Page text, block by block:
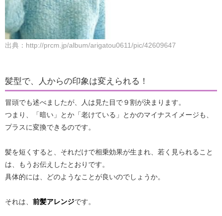
出典：http://prcm.jp/album/arigatou0611/pic/42609647
髪型で、人からの印象は変えられる！
冒頭でも述べましたが、人は見た目で９割が決まります。
つまり、「暗い」とか「老けている」とかのマイナスイメージも、
プラスに変換できるのです。
髪を短くすると、それだけで相乗効果が生まれ、若く見られること
は、もうお伝えしたとおりです。
具体的には、どのようなことが良いのでしょうか。
それは、 前髪アレンジです。